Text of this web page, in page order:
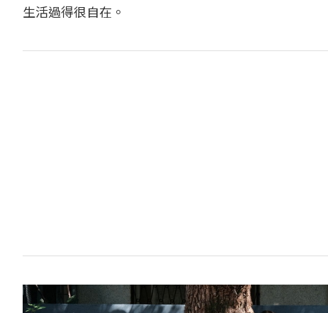
生活過得很自在。